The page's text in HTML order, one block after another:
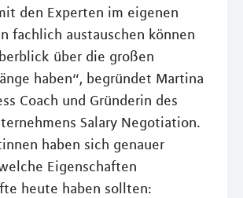
den Experten im eigenen
fachlich austauschen können
über die großen
haben“, begründet Martina
Coach und Gründerin des
Salary Negotiation.
haben sich genauer
Eigenschaften
heute haben sollten: